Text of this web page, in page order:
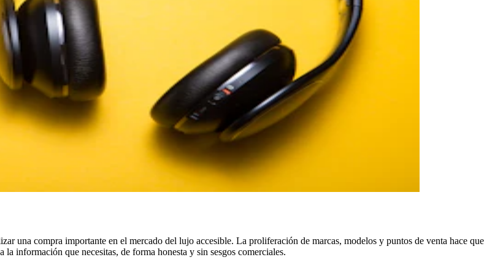
una compra importante en el mercado del lujo accesible. La proliferación de marcas, modelos y puntos de venta hace que
información que necesitas, de forma honesta y sin sesgos comerciales.